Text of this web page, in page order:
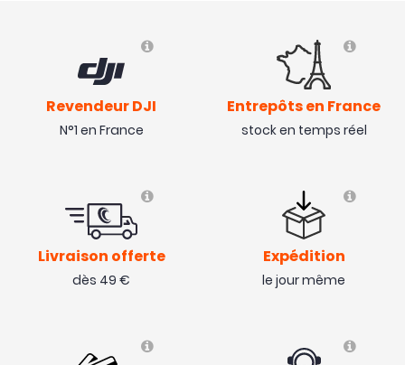
Revendeur DJI
N°1 en France
Entrepôts en France
stock en temps réel
Livraison offerte
dès 49 €
Expédition
le jour même